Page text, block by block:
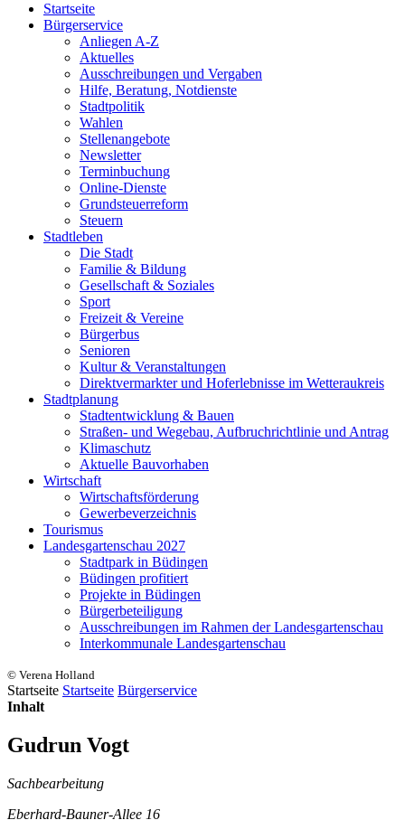
Startseite
Bürgerservice
Anliegen A-Z
Aktuelles
Ausschreibungen und Vergaben
Hilfe, Beratung, Notdienste
Stadtpolitik
Wahlen
Stellenangebote
Newsletter
Terminbuchung
Online-Dienste
Grundsteuerreform
Steuern
Stadtleben
Die Stadt
Familie & Bildung
Gesellschaft & Soziales
Sport
Freizeit & Vereine
Bürgerbus
Senioren
Kultur & Veranstaltungen
Direktvermarkter und Hoferlebnisse im Wetteraukreis
Stadtplanung
Stadtentwicklung & Bauen
Straßen- und Wegebau, Aufbruchrichtlinie und Antrag
Klimaschutz
Aktuelle Bauvorhaben
Wirtschaft
Wirtschaftsförderung
Gewerbeverzeichnis
Tourismus
Landesgartenschau 2027
Stadtpark in Büdingen
Büdingen profitiert
Projekte in Büdingen
Bürgerbeteiligung
Ausschreibungen im Rahmen der Landesgartenschau
Interkommunale Landesgartenschau
© Verena Holland
Startseite Startseite Bürgerservice
Inhalt
Gudrun Vogt
Sachbearbeitung
Eberhard-Bauner-Allee 16